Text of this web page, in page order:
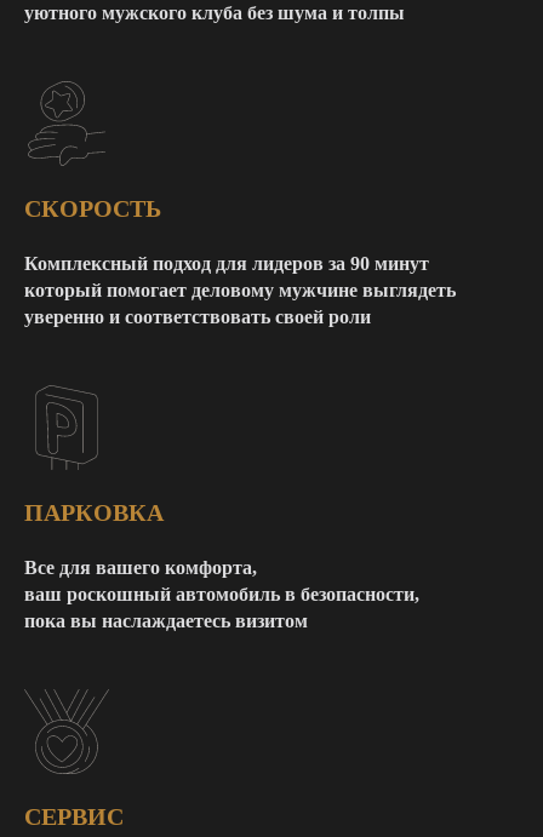
уютного мужского клуба без шума и толпы
СКОРОСТЬ
Комплексный подход для лидеров за 90 минут
который помогает деловому мужчине выглядеть
уверенно и соответствовать своей роли
ПАРКОВКА
Все для вашего комфорта,
ваш роскошный автомобиль в безопасности,
пока вы наслаждаетесь визитом
СЕРВИС